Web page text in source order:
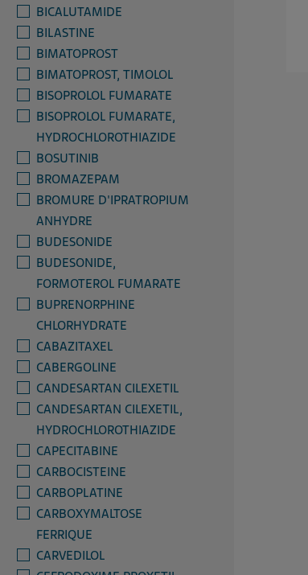
BICALUTAMIDE
BILASTINE
BIMATOPROST
BIMATOPROST, TIMOLOL
BISOPROLOL FUMARATE
BISOPROLOL FUMARATE,
HYDROCHLOROTHIAZIDE
BOSUTINIB
BROMAZEPAM
BROMURE D'IPRATROPIUM
ANHYDRE
BUDESONIDE
BUDESONIDE,
FORMOTEROL FUMARATE
BUPRENORPHINE
CHLORHYDRATE
CABAZITAXEL
CABERGOLINE
CANDESARTAN CILEXETIL
CANDESARTAN CILEXETIL,
HYDROCHLOROTHIAZIDE
CAPECITABINE
CARBOCISTEINE
CARBOPLATINE
CARBOXYMALTOSE
FERRIQUE
CARVEDILOL